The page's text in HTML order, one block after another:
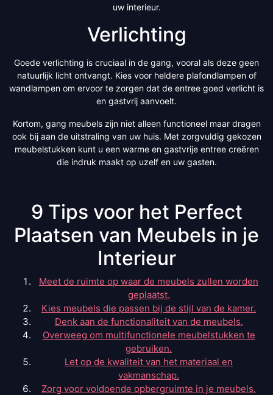
uw interieur.
Verlichting
Goede verlichting is cruciaal in de gang, vooral als deze geen
natuurlijk licht ontvangt. Kies voor heldere plafondlampen of
wandlampen om ervoor te zorgen dat de entree goed verlicht is
en gastvrij aanvoelt.
Kortom, gang meubels zijn niet alleen functioneel maar dragen
ook bij aan de uitstraling van uw huis. Met zorgvuldig gekozen
meubelstukken kunt u een warme en gastvrije entree creëren
die indruk maakt op uzelf en uw gasten.
9 Tips voor het Perfect
Plaatsen van Meubels in je
Interieur
Meet de ruimte op waar de meubels zullen worden
geplaatst.
Kies meubels die passen bij de stijl van de kamer.
Denk aan de functionaliteit van de meubels.
Overweeg om multifunctionele meubelstukken te
gebruiken.
Let op de kwaliteit van het materiaal en
vakmanschap.
Zorg voor voldoende opbergruimte in je meubels.